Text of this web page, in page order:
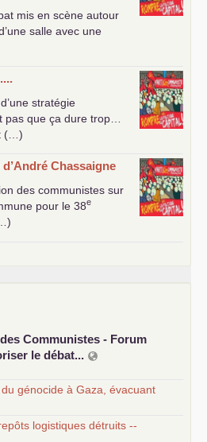
mis en scène autour
salle avec une
stratégie
pas que ça dure trop…
(…)
Chassaigne
des communistes sur
pour le 38e
Communistes - Forum
le débat...
génocide à Gaza, évacuant
logistiques détruits --